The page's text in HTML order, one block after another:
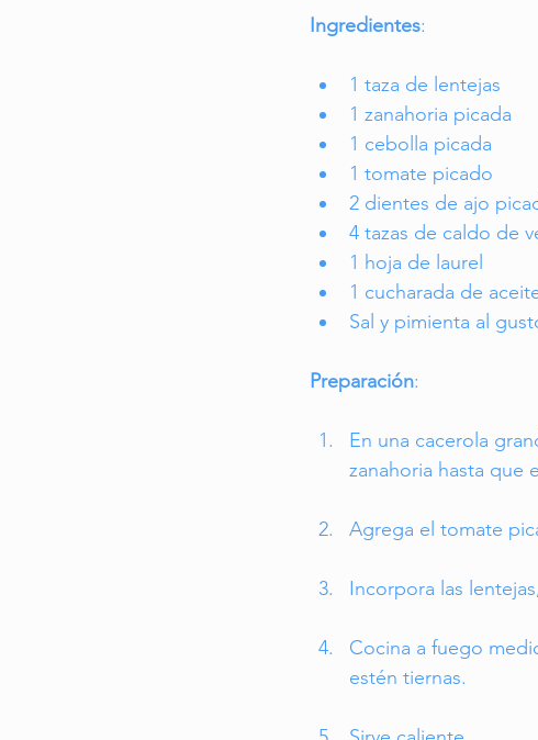
Ingredientes:
1 taza de lentejas
1 zanahoria picada
1 cebolla picada
1 tomate picado
2 dientes de ajo
4 tazas de caldo de
1 hoja de laurel
1 cucharada de
Sal y pimienta al
Preparación:
En una cacerola
zanahoria hasta que
Agrega el tomate
Incorpora las
Cocina a fuego
estén tiernas.